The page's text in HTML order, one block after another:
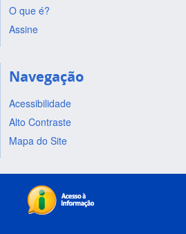
O que é?
Assine
Navegação
Acessibilidade
Alto Contraste
Mapa do Site